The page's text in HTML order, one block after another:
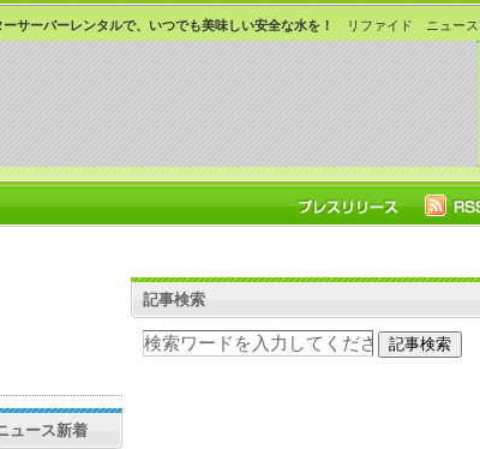
リファイド ニュース
ーサーバーレンタルで、いつでも美味しい安全な水を！
ュース新着
記事検索